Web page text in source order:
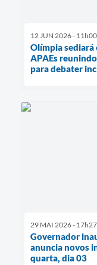
12 JUN 2026 - 11h00
Olímpia sediará
APAEs
para debater
29 MAI 2026 - 17h27
Governador
anuncia novos
quarta, dia 03